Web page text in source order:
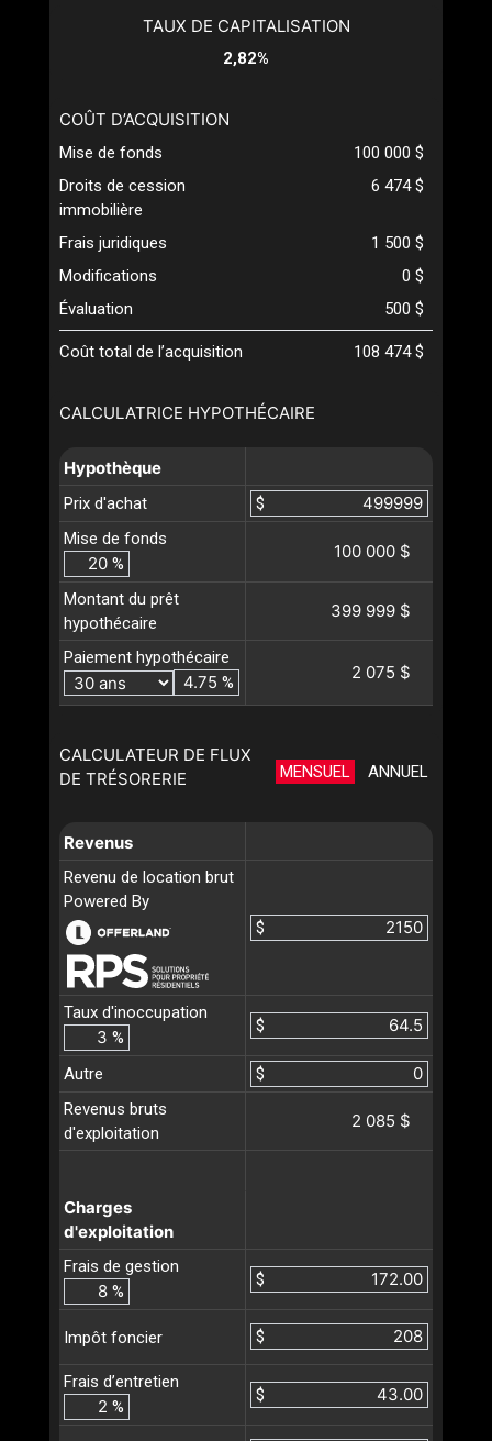
CALCULATRICE HYPOTHÉCAIRE
Hypothèque
Prix d'achat
$
Mise de fonds
%
100 000 $
Montant du prêt
hypothécaire
399 999 $
Paiement hypothécaire
%
2 075 $
CALCULATEUR DE FLUX
DE TRÉSORERIE
MENSUEL ANNUEL
Revenus
Revenu de location brut
Powered By
$
Taux d'inoccupation
%
$
Autre
$
Revenus bruts
d'exploitation
2 085 $
Charges
d'exploitation
Frais de gestion
%
$
Impôt foncier $
Frais d’entretien
%
$
TAUX DE CAPITALISATION
2,82%
COÛT D’ACQUISITION
Mise de fonds
100 000 $
Droits de cession
immobilière
6 474 $
Frais juridiques
1 500 $
Modifications
0 $
Évaluation
500 $
Coût total de l’acquisition 108 474 $